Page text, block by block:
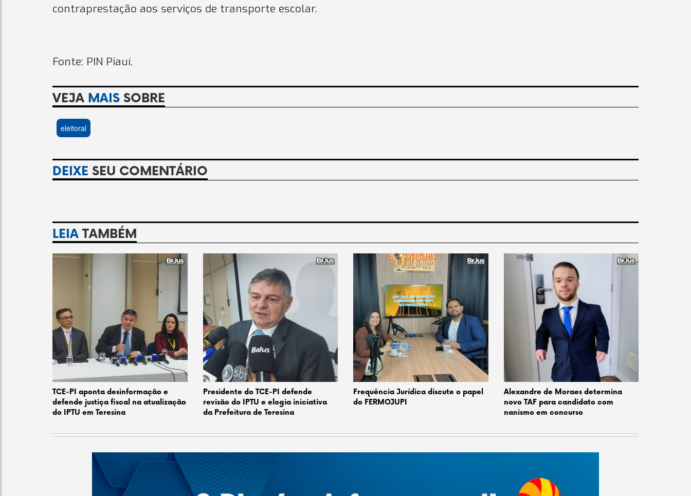
contraprestação aos serviços de transporte escolar.
Fonte: PIN Piauí.
VEJA MAIS SOBRE
eleitoral
DEIXE SEU COMENTÁRIO
LEIA TAMBÉM
TCE-PI aponta desinformação e
defende justiça fiscal na atualização
do IPTU em Teresina
Presidente do TCE-PI defende
revisão do IPTU e elogia iniciativa
da Prefeitura de Teresina
Frequência Jurídica discute o papel
do FERMOJUPI
Alexandre de Moraes determina
novo TAF para candidato com
nanismo em concurso